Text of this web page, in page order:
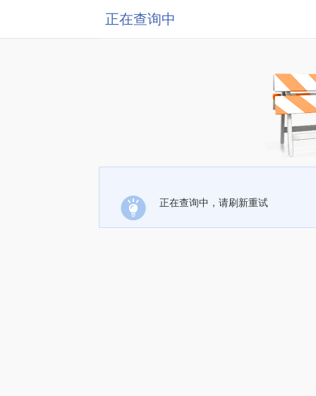
正在查询中
正在查询中，请刷新重试